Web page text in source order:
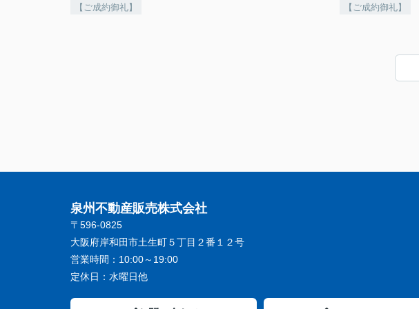
【ご成約御礼】 【ご成約御礼】
泉州不動産販売株式会社
〒596-0825
大阪府岸和田市土生町５丁目２番１２号
営業時間： 10:00～19:00
定休日： 水曜日他